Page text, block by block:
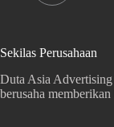
Sekilas Perusahaan
Duta Asia Advertising
berusaha